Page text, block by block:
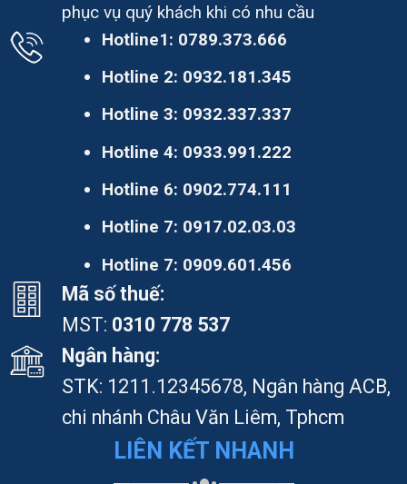
phục vụ quý khách khi có nhu cầu
Hotline1: 0789.373.666
Hotline 2: 0932.181.345
Hotline 3: 0932.337.337
Hotline 4: 0933.991.222
Hotline 6: 0902.774.111
Hotline 7: 0917.02.03.03
Hotline 7: 0909.601.456
Mã số thuế:
MST: 0310 778 537
Ngân hàng:
STK: 1211.12345678, Ngân hàng ACB,
chi nhánh Châu Văn Liêm, Tphcm
LIÊN KẾT NHANH